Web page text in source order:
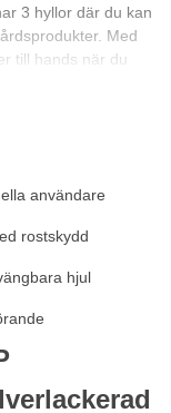
3 hyllor där du kan
Med
till hands när du
sköter om bilen!
en tom
verktygsvagnen
och
dina favoritverktyg
vagn för bilvård
Trolley är
Oavsett
ha dina flaskor
användare
rostskydd
hjul